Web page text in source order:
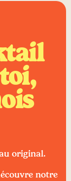
original.
notre